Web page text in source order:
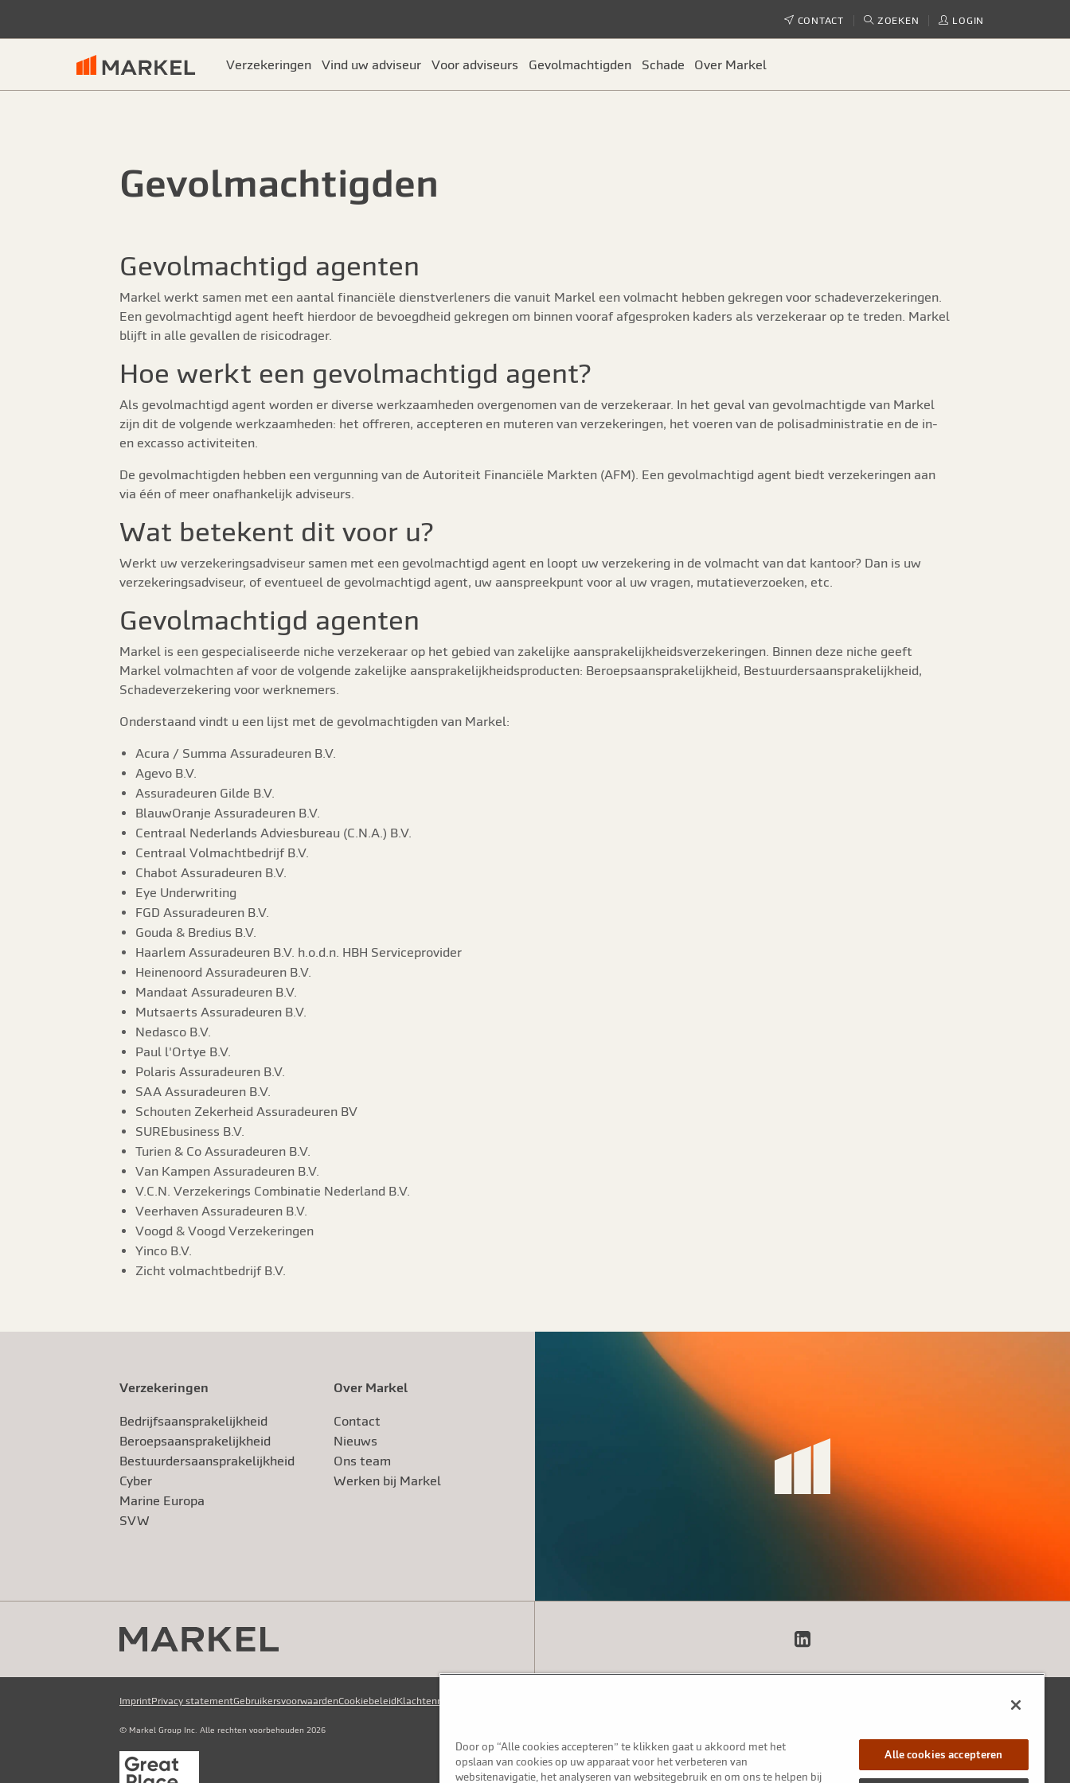
CONTACT ZOEKEN LOGIN
Verzekeringen Vind uw adviseur Voor adviseurs Gevolmachtigden Schade Over Markel
Gevolmachtigden
Gevolmachtigd agenten
Markel werkt samen met een aantal financiële dienstverleners die vanuit Markel een volmacht hebben gekregen voor schadeverzekeringen.
Een gevolmachtigd agent heeft hierdoor de bevoegdheid gekregen om binnen vooraf afgesproken kaders als verzekeraar op te treden. Markel
blijft in alle gevallen de risicodrager.
Hoe werkt een gevolmachtigd agent?
Als gevolmachtigd agent worden er diverse werkzaamheden overgenomen van de verzekeraar. In het geval van gevolmachtigde van Markel
zijn dit de volgende werkzaamheden: het offreren, accepteren en muteren van verzekeringen, het voeren van de polisadministratie en de in-
en excasso activiteiten.
De gevolmachtigden hebben een vergunning van de Autoriteit Financiële Markten (AFM). Een gevolmachtigd agent biedt verzekeringen aan
via één of meer onafhankelijk adviseurs.
Wat betekent dit voor u?
Werkt uw verzekeringsadviseur samen met een gevolmachtigd agent en loopt uw verzekering in de volmacht van dat kantoor? Dan is uw
verzekeringsadviseur, of eventueel de gevolmachtigd agent, uw aanspreekpunt voor al uw vragen, mutatieverzoeken, etc.
Gevolmachtigd agenten
Markel is een gespecialiseerde niche verzekeraar op het gebied van zakelijke aansprakelijkheidsverzekeringen. Binnen deze niche geeft
Markel volmachten af voor de volgende zakelijke aansprakelijkheidsproducten: Beroepsaansprakelijkheid, Bestuurdersaansprakelijkheid,
Schadeverzekering voor werknemers.
Onderstaand vindt u een lijst met de gevolmachtigden van Markel:
Acura / Summa Assuradeuren B.V.
Agevo B.V.
Assuradeuren Gilde B.V.
BlauwOranje Assuradeuren B.V.
Centraal Nederlands Adviesbureau (C.N.A.) B.V.
Centraal Volmachtbedrijf B.V.
Chabot Assuradeuren B.V.
Eye Underwriting
FGD Assuradeuren B.V.
Gouda & Bredius B.V.
Haarlem Assuradeuren B.V. h.o.d.n. HBH Serviceprovider
Heinenoord Assuradeuren B.V.
Mandaat Assuradeuren B.V.
Mutsaerts Assuradeuren B.V.
Nedasco B.V.
Paul l'Ortye B.V.
Polaris Assuradeuren B.V.
SAA Assuradeuren B.V.
Schouten Zekerheid Assuradeuren BV
SUREbusiness B.V.
Turien & Co Assuradeuren B.V.
Van Kampen Assuradeuren B.V.
V.C.N. Verzekerings Combinatie Nederland B.V.
Veerhaven Assuradeuren B.V.
Voogd & Voogd Verzekeringen
Yinco B.V.
Zicht volmachtbedrijf B.V.
Verzekeringen
Bedrijfsaansprakelijkheid
Beroeps­aansprakelijkheid
Bestuurdersaansprakelijkheid
Cyber
Marine Europa
SVW
Over Markel
Contact
Nieuws
Ons team
Werken bij Markel
LinkedIn
ImprintPrivacy statementGebruikersvoorwaardenCookiebeleidKlachtenregeling
© Markel Group Inc. Alle rechten voorbehouden 2026
Door op “Alle cookies accepteren” te klikken gaat u akkoord met het
opslaan van cookies op uw apparaat voor het verbeteren van
websitenavigatie, het analyseren van websitegebruik en om ons te helpen bij
Alle cookies accepteren